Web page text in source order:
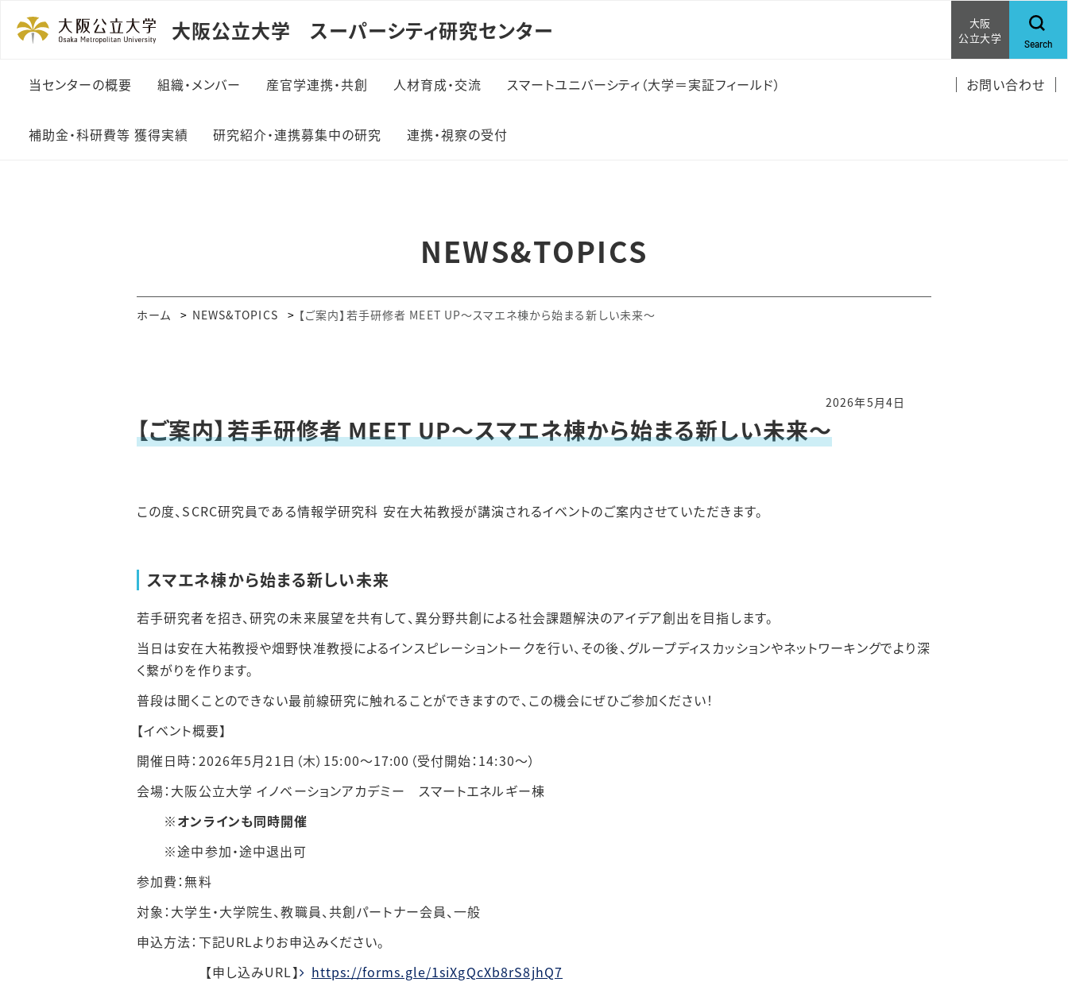
大阪公立大学 スーパーシティ研究センター
大阪
公立大学
Search
当センターの概要 組織・メンバー 産官学連携・共創 人材育成・交流 スマートユニバーシティ（大学＝実証フィールド）
補助金・科研費等 獲得実績 研究紹介・連携募集中の研究 連携・視察の受付
お問い合わせ
NEWS&TOPICS
ホーム NEWS&TOPICS 【ご案内】若手研修者 MEET UP～スマエネ棟から始まる新しい未来～
2026年5月4日
【ご案内】若手研修者 MEET UP～スマエネ棟から始まる新しい未来～
この度、 SCRC研究員である情報学研究科 安在大祐教授が講演されるイベントのご案内させていただきます。
スマエネ棟から始まる新しい未来
若手研究者を招き、研究の未来展望を共有して、異分野共創による社会課題解決のアイデア創出を目指します。
当日は安在大祐教授や畑野快准教授によるインスピレーショントークを行い、その後、グループディスカッションやネットワーキングでより深
く繋がりを作ります。
普段は聞くことのできない最前線研究に触れることができますので、この機会にぜひご参加ください！
【イベント概要】
開催日時： 2026年5月21日（木）15:00～17:00 （受付開始： 14:30～）
会場：大阪公立大学 イノベーションアカデミー スマートエネルギー棟
※オンラインも同時開催
※途中参加・途中退出可
参加費：無料
対象：大学生・大学院生、教職員、共創パートナー会員、一般
申込方法：下記URLよりお申込みください。
【申し込みURL】 https://forms.gle/1siXgQcXb8rS8jhQ7